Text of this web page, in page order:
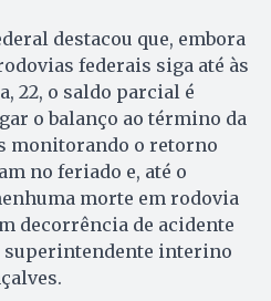
destacou que, embora
federais siga até às
22, o saldo parcial é
o balanço ao término da
monitorando o retorno
no feriado e, até o
morte em rodovia
decorrência de acidente
superintendente interino